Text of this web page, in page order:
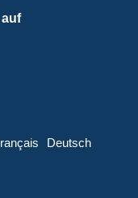
Deutsch